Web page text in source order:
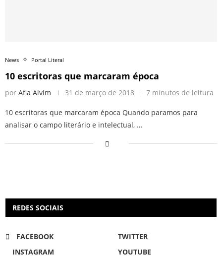
News Portal Literal
10 escritoras que marcaram época
por Afia Alvim 31 de março de 2018 7 minutos de leitura
10 escritoras que marcaram época Quando paramos para
analisar o campo literário e intelectual, …
REDES SOCIAIS
FACEBOOK
TWITTER
INSTAGRAM
YOUTUBE